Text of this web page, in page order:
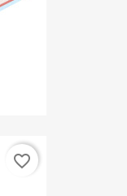
favorite_border